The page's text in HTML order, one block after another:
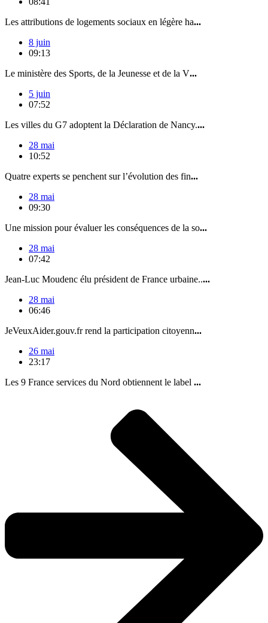
Les attributions de logements sociaux en légère ha...
8 juin
09:13
Le ministère des Sports, de la Jeunesse et de la V...
5 juin
07:52
Les villes du G7 adoptent la Déclaration de Nancy....
28 mai
10:52
Quatre experts se penchent sur l’évolution des fin...
28 mai
09:30
Une mission pour évaluer les conséquences de la so...
28 mai
07:42
Jean-Luc Moudenc élu président de France urbaine.....
28 mai
06:46
JeVeuxAider.gouv.fr rend la participation citoyenn...
26 mai
23:17
Les 9 France services du Nord obtiennent le label ...